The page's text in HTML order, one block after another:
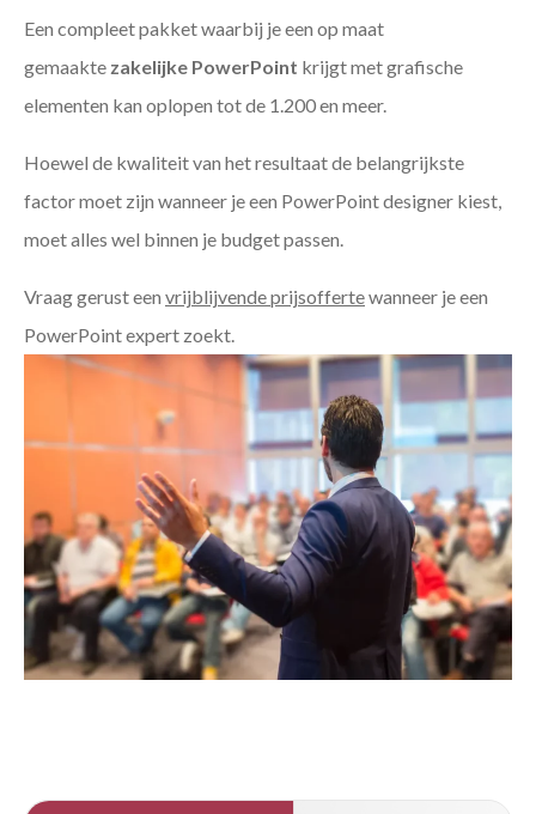
Een compleet pakket waarbij je een op maat
gemaakte zakelijke PowerPoint krijgt met grafische
elementen kan oplopen tot de 1.200 en meer.
Hoewel de kwaliteit van het resultaat de belangrijkste
factor moet zijn wanneer je een PowerPoint designer kiest,
moet alles wel binnen je budget passen.
Vraag gerust een vrijblijvende prijsoffertewanneer je een
PowerPoint expert zoekt.